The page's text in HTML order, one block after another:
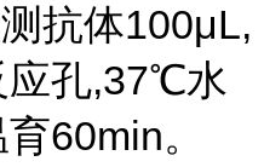
抗体100μL,
应孔,37℃水
60min。